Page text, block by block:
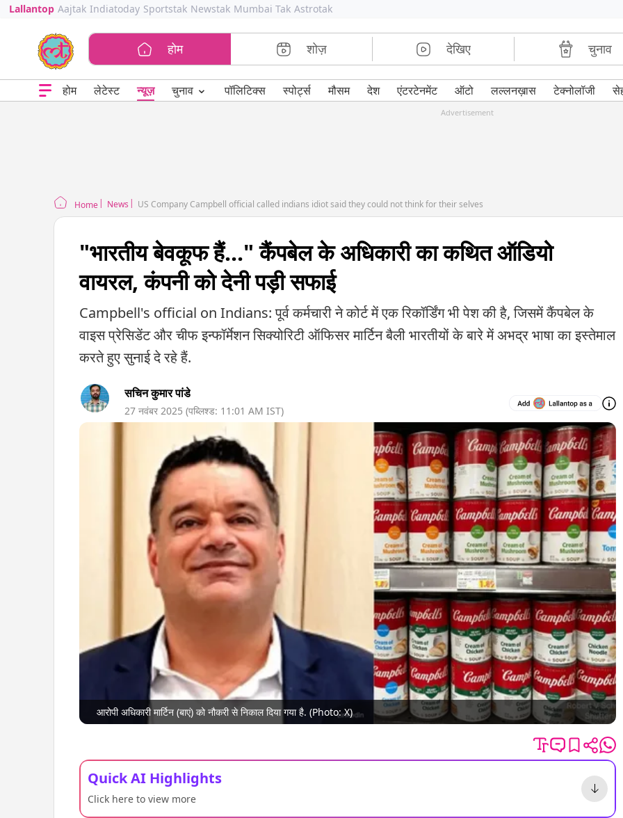
Lallantop Aajtak Indiatoday Sportstak Newstak Mumbai Tak Astrotak
होम शोज़ देखिए चुनाव
होम लेटेस्ट न्यूज़ चुनाव ⌄ पॉलिटिक्स स्पोर्ट्स मौसम देश एंटरटेनमेंट ऑटो लल्लनख़ास टेक्नोलॉजी
Advertisement
Home News US Company Campbell official called indians idiot said they could not think for their selves
"भारतीय बेवकूफ हैं..." कैंपबेल के अधिकारी का कथित ऑडियो
वायरल, कंपनी को देनी पड़ी सफाई
Campbell's official on Indians: पूर्व कर्मचारी ने कोर्ट में एक रिकॉर्डिंग भी पेश की है, जिसमें कैंपबेल के
वाइस प्रेसिडेंट और चीफ इन्फॉर्मेशन सिक्योरिटी ऑफिसर मार्टिन बैली भारतीयों के बारे में अभद्र भाषा का इस्तेमाल
करते हुए सुनाई दे रहे हैं.
सचिन कुमार पांडे
27 नवंबर 2025 (पब्लिश्ड: 11:01 AM IST)
आरोपी अधिकारी मार्टिन (बाएं) को नौकरी से निकाल दिया गया है. (Photo: X)
Quick AI Highlights
Click here to view more